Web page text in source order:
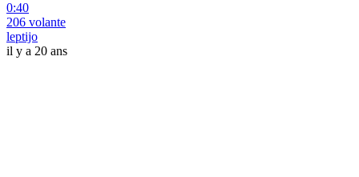
0:40
206 volante
leptijo
il y a 20 ans